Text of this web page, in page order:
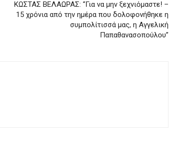
ΚΩΣΤΑΣ ΒΕΛΑΩΡΑΣ: “Για να μην ξεχνιόμαστε! –
15 χρόνια από την ημέρα που δολοφονήθηκε η
συμπολίτισσά μας, η Αγγελική
Παπαθανασοπούλου”